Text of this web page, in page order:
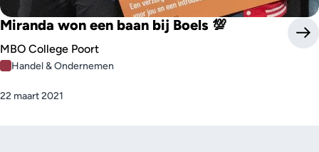
Miranda won een baan bij Boels 💯
MBO College Poort
Handel & Ondernemen
22 maart 2021